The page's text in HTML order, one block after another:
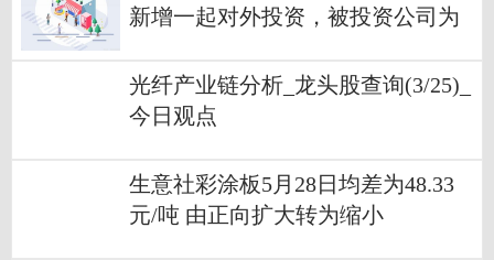
新增一起对外投资，被投资公司为
合伙）
光纤产业链分析_龙头股查询(3/25)_
今日观点
生意社彩涂板5月28日均差为48.33
元/吨 由正向扩大转为缩小